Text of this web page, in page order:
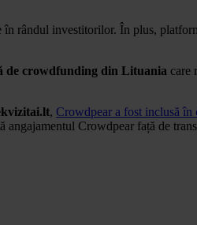
în rândul investitorilor. În plus,
de crowdfunding din Lituania care
, Crowdpear a fost inclusă în
angajamentul Crowdpear față de